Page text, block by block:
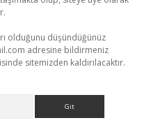
olduğunu düşündüğünüz
adresine bildirmeniz
sitemizden kaldırılacaktır.